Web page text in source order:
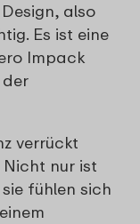
also
Es ist eine
Impack
verrückt
nur ist
fühlen sich